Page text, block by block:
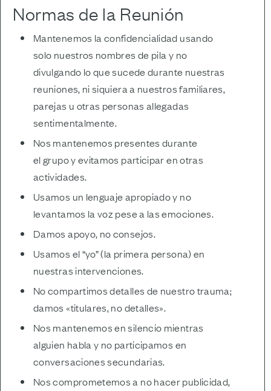
Normas de la Reunión
Mantenemos la confidencialidad usando
solo nuestros nombres de pila y no
divulgando lo que sucede durante nuestras
reuniones, ni siquiera a nuestros familiares,
parejas u otras personas allegadas
sentimentalmente.
Nos mantenemos presentes durante
el grupo y evitamos participar en otras
actividades.
Usamos un lenguaje apropiado y no
levantamos la voz pese a las emociones.
Damos apoyo, no consejos.
Usamos el “yo” (la primera persona) en
nuestras intervenciones.
No compartimos detalles de nuestro trauma;
damos «titulares, no detalles».
Nos mantenemos en silencio mientras
alguien habla y no participamos en
conversaciones secundarias.
Nos comprometemos a no hacer publicidad,